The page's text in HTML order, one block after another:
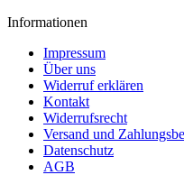
Informationen
Impressum
Über uns
Widerruf erklären
Kontakt
Widerrufsrecht
Versand und
Datenschutz
AGB